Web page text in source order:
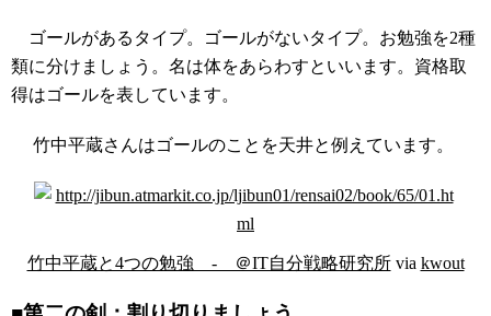
ゴールがあるタイプ。ゴールがないタイプ。お勉強を2種
類に分けましょう。名は体をあらわすといいます。資格取
得はゴールを表しています。
竹中平蔵さんはゴールのことを天井と例えています。
竹中平蔵と4つの勉強 - ＠IT自分戦略研究所via kwout